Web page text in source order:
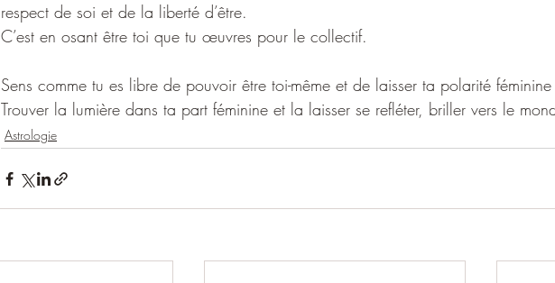
respect de soi et de la liberté d’être.
C’est en osant être toi que tu œuvres pour le collectif.
Sens comme tu es libre de pouvoir être toi-même et de laisser ta polarité féminine
Trouver la lumière dans ta part féminine et la laisser se refléter, briller vers le
Astrologie